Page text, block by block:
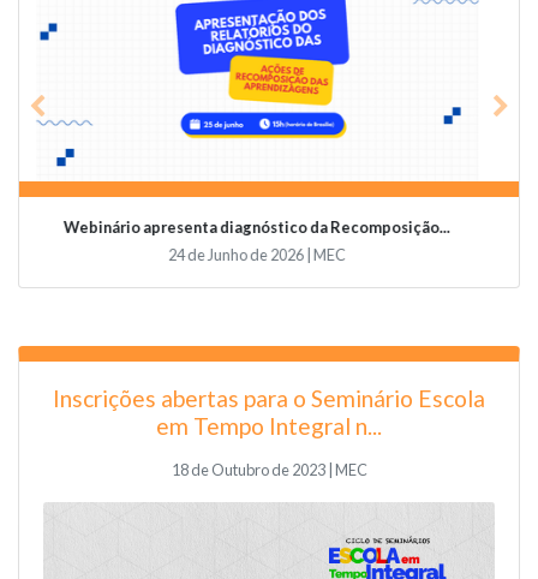
Videoconferência vai abordar o papel da educaçã...
19 de Junho de 2026 | Undime
Previous
Inscrições abertas para o Seminário Escola
em Tempo Integral n...
18 de Outubro de 2023 | MEC